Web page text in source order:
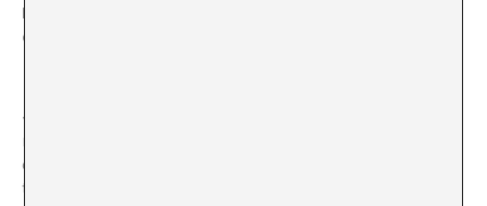
Ende. ¿Qué importancia tienen ambas cosas en tu
obra?
«Mori» por «Momo», es un acto de dar forma a la
muerte, para recordarla. Por otro lado, la protagonista
de Ende, una niña llamada Momo, intenta recuperar el
tiempo robado a la gente por los «hombres grises»,